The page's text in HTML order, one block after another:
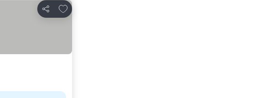
Partager
Ajouter à mes favoris